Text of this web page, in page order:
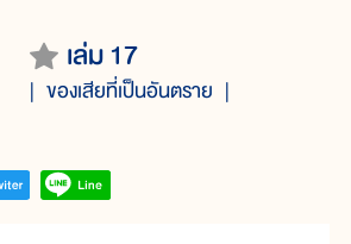
เล่ม 17
ของเสียที่เป็นอันตราย